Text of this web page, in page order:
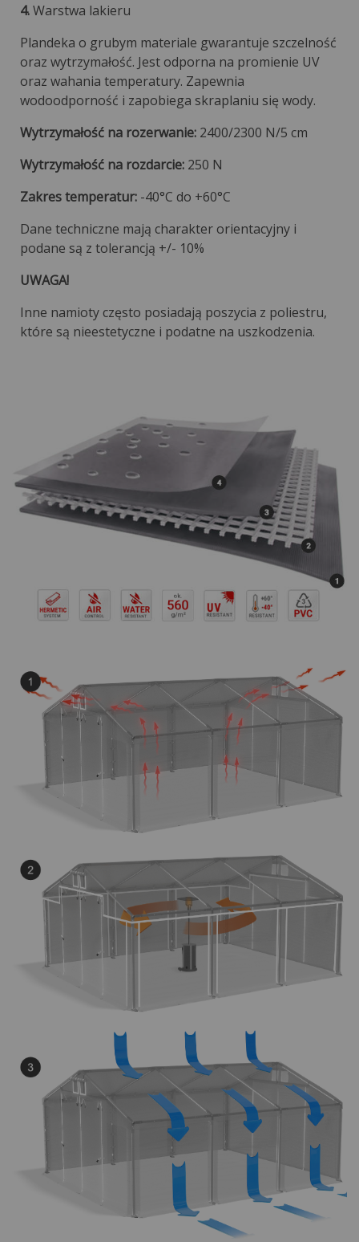
4.Warstwa lakieru
Plandeka o grubym materiale gwarantuje szczelność
oraz wytrzymałość. Jest odporna na promienie UV
oraz wahania temperatury. Zapewnia
wodoodporność i zapobiega skraplaniu się wody.
Wytrzymałość na rozerwanie: 2400/2300 N/5 cm
Wytrzymałość na rozdarcie: 250 N
Zakres temperatur: -40°C do +60°C
Dane techniczne mają charakter orientacyjny i
podane są z tolerancją +/- 10%
UWAGA!
Inne namioty często posiadają poszycia z poliestru,
które są nieestetyczne i podatne na uszkodzenia.